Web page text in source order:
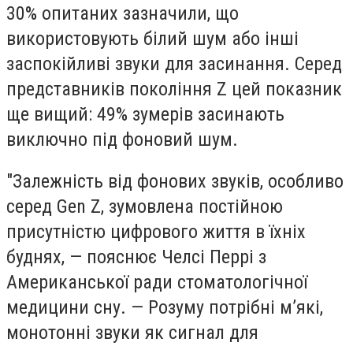
30% опитаних зазначили, що
використовують білий шум або інші
заспокійливі звуки для засинання. Серед
представників покоління Z цей показник
ще вищий: 49% зумерів засинають
виключно під фоновий шум.
"Залежність від фонових звуків, особливо
серед Gen Z, зумовлена постійною
присутністю цифрового життя в їхніх
буднях, — пояснює Челсі Перрі з
Американської ради стоматологічної
медицини сну. — Розуму потрібні м’які,
монотонні звуки як сигнал для